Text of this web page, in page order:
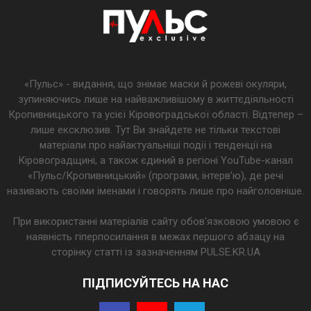
«Пульс» - видання, що знімає маски й рожеві окуляри,
зупиняючись лише на найважливішому в життєдіяльності
Кропивницького та усієї Кіровоградської області. Відтепер –
лише ексклюзив. Тут Ви знайдете не тільки текстові
матеріали про найактуальніші події і тенденції на
Кіровоградщині, а також єдиний в регіоні YouTube-канал
«Пульс/Кропивницький» (програми, інтерв’ю), де речі
називають своїми іменами і говорять лише про найголовніше.
При використанні матеріалів сайту обов'язковою умовою є
наявність гіперпосилання в межах першого абзацу на
сторінку статті із зазначенням PULSE.KR.UA
ПІДПИСУЙТЕСЬ НА НАС